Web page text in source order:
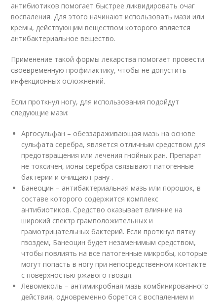
антибиотиков помогает быстрее ликвидировать очаг
воспаления. Для этого начинают использовать мази или
кремы, действующим веществом которого является
антибактериальное вещество.
Применение такой формы лекарства помогает провести
своевременную профилактику, чтобы не допустить
инфекционных осложнений.
Если проткнул ногу, для использования подойдут
следующие мази:
Аргосульфан – обеззараживающая мазь на основе
сульфата серебра, является отличным средством для
предотвращения или лечения гнойных ран. Препарат
не токсичен, ионы серебра связывают патогенные
бактерии и очищают рану .
Банеоцин – антибактериальная мазь или порошок, в
составе которого содержится комплекс
антибиотиков. Средство оказывает влияние на
широкий спектр грамположительных и
грамотрицательных бактерий. Если проткнул пятку
гвоздем, Банеоцин будет незаменимым средством,
чтобы повлиять на все патогенные микробы, которые
могут попасть в ногу при непосредственном контакте
с поверхностью ржавого гвоздя.
Левомеколь – антимикробная мазь комбинированного
действия, одновременно борется с воспалением и